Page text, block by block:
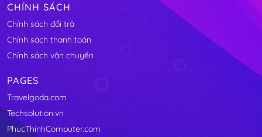
CHÍNH SÁCH
Chính sách đổi trả
Chính sách thanh toán
Chính sách vận chuyển
PAGES
Travelgoda.com
Techsolution.vn
PhucThinhComputer.com